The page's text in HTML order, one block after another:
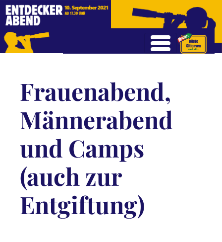
Frauenabend,
Männerabend
und Camps
(auch zur
Entgiftung)